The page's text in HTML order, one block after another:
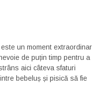
un moment extraordinar
de puțin timp pentru a
aici câteva sfaturi
bebeluș și pisică să fie